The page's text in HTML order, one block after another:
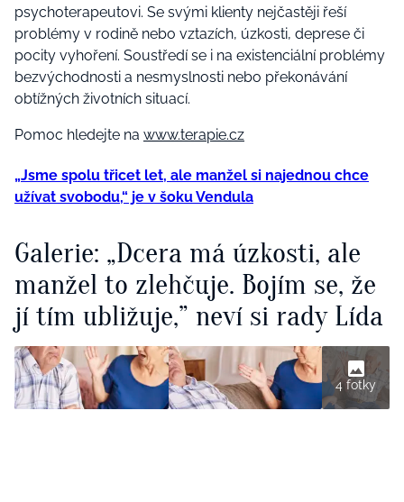
psychoterapeutovi. Se svými klienty nejčastěji řeší
problémy v rodině nebo vztazích, úzkosti, deprese či
pocity vyhoření. Soustředí se i na existenciální problémy
bezvýchodnosti a nesmyslnosti nebo překonávání
obtížných životních situací.
Pomoc hledejte na www.terapie.cz
„Jsme spolu třicet let, ale manžel si najednou chce
užívat svobodu,“ je v šoku Vendula
Galerie: „Dcera má úzkosti, ale
manžel to zlehčuje. Bojím se, že
jí tím ubližuje,” neví si rady Lída
4 fotky